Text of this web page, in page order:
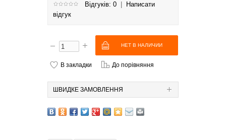
Відгуків: 0
Написати
відгук
В закладки До порівняння
ШВИДКЕ ЗАМОВЛЕННЯ